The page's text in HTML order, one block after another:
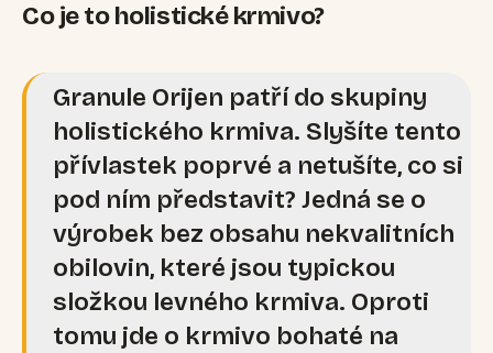
Co je to holistické krmivo?
Granule Orijen patří do skupiny
holistického krmiva. Slyšíte tento
přívlastek poprvé a netušíte, co si
pod ním představit? Jedná se o
výrobek bez obsahu nekvalitních
obilovin, které jsou typickou
složkou levného krmiva. Oproti
tomu jde o krmivo bohaté na